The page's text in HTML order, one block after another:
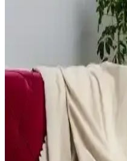
Koltuk seçiminde renk ve
kritik öneme sahiptir.
mobilya boyutları yaşam
Vorthio Eames
Üst Kalite Deri ve
Vorthio Eames Lounge Chair
dayanıklı yapısıyla fiyat-
süreci biraz zor olsa da konfor
Salon
Renk Uyumu İçin